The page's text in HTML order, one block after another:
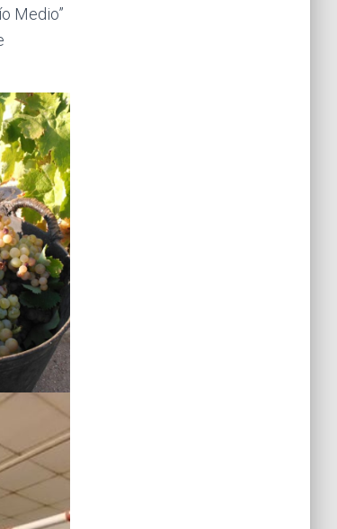
Medio”